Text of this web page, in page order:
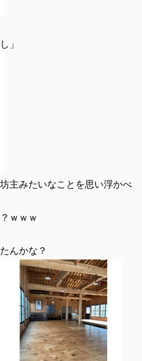
」
主みたいなことを思い浮かべ
ｗｗｗ
んかな？